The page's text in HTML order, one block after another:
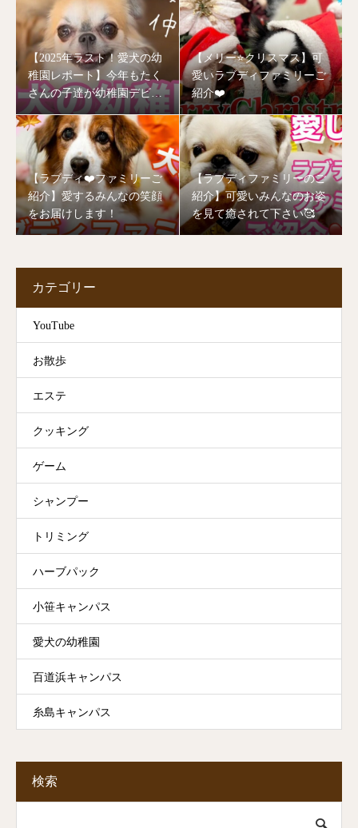
【2025年ラスト！愛犬の幼
稚園レポート】今年もたく
さんの子達が幼稚園デビュ
ーしました🥰
【メリー⭐️クリスマス】可
愛いラブディファミリーご
紹介❤️
【ラブディ❤️ファミリーご
紹介】愛するみんなの笑顔
をお届けします！
【ラブディファミリーのご
紹介】可愛いみんなのお姿
を見て癒されて下さい🥰
カテゴリー
YouTube
お散歩
エステ
クッキング
ゲーム
シャンプー
トリミング
ハーブパック
小笹キャンパス
愛犬の幼稚園
百道浜キャンパス
糸島キャンパス
検索